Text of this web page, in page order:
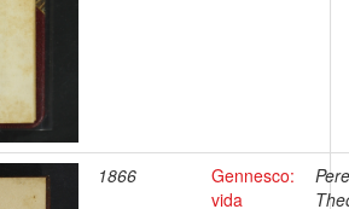
1866
Gennesco:
vida